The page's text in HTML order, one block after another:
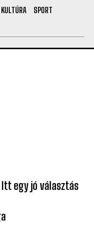
KULTÚRA
SPORT
Itt egy jó választás